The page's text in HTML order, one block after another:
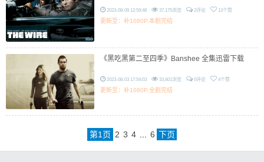
2023-08-09 12:59:48 37,175浏览 2评论 13个赞
更新至：补1080P.本剧完结
《黑吃黑第二至四季》Banshee 全集迅雷下载
2023-08-03 17:54:03 33,601浏览 0评论 4个赞
更新至：补1080P.全剧完结
第1 页 2 3 4 6 下页